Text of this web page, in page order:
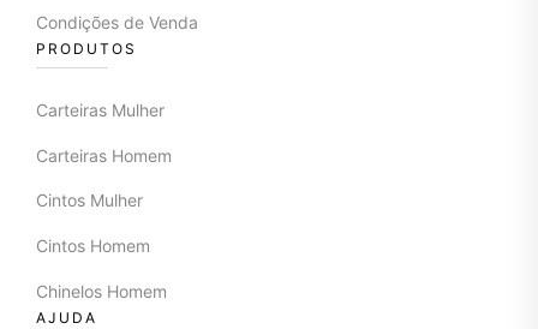
Condições de Venda
PRODUTOS
Carteiras Mulher
Carteiras Homem
Cintos Mulher
Cintos Homem
Chinelos Homem
AJUDA